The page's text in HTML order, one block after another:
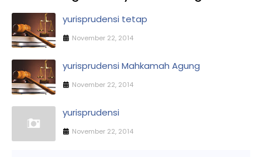
yurisprudensi tetap
November 22, 2014
yurisprudensi Mahkamah Agung
November 22, 2014
yurisprudensi
November 22, 2014